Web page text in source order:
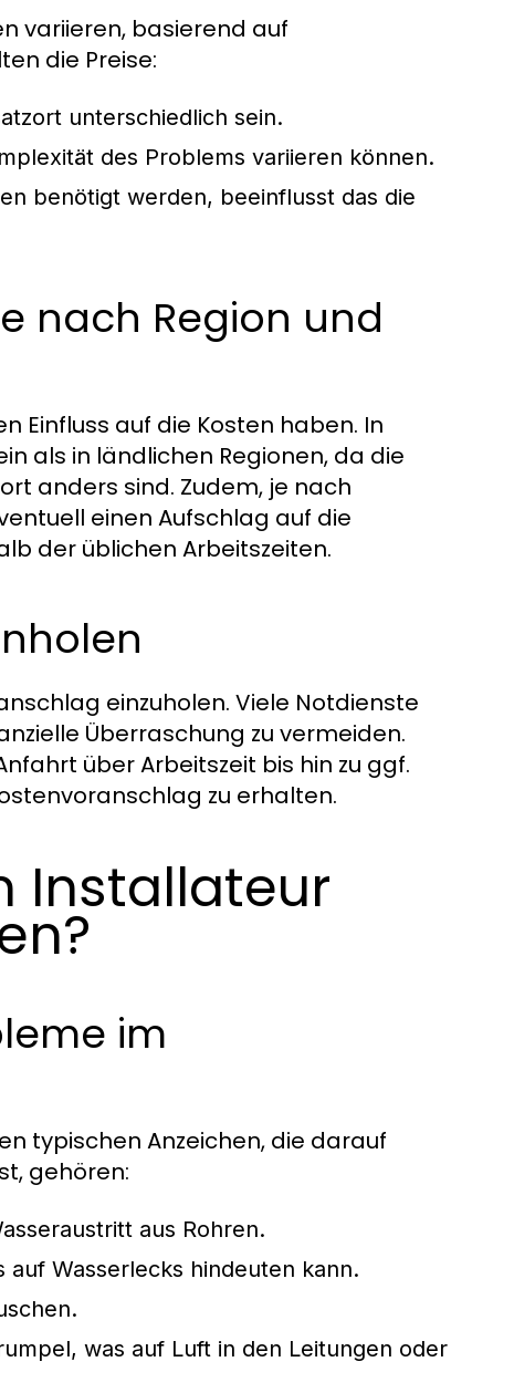
variieren, basierend auf
die Preise:
unterschiedlich sein.
des Problems variieren können.
benötigt werden, beeinflusst das die
nach Region und
Einfluss auf die Kosten haben. In
als in ländlichen Regionen, da die
anders sind. Zudem, je nach
einen Aufschlag auf die
der üblichen Arbeitszeiten.
einzuholen. Viele Notdienste
Überraschung zu vermeiden.
über Arbeitszeit bis hin zu ggf.
zu erhalten.
Installateur
im
typischen Anzeichen, die darauf
gehören:
aus Rohren.
Wasserlecks hindeuten kann.
was auf Luft in den Leitungen oder